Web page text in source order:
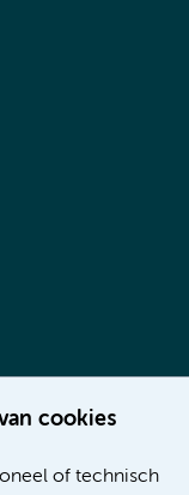
cookies
of technisch